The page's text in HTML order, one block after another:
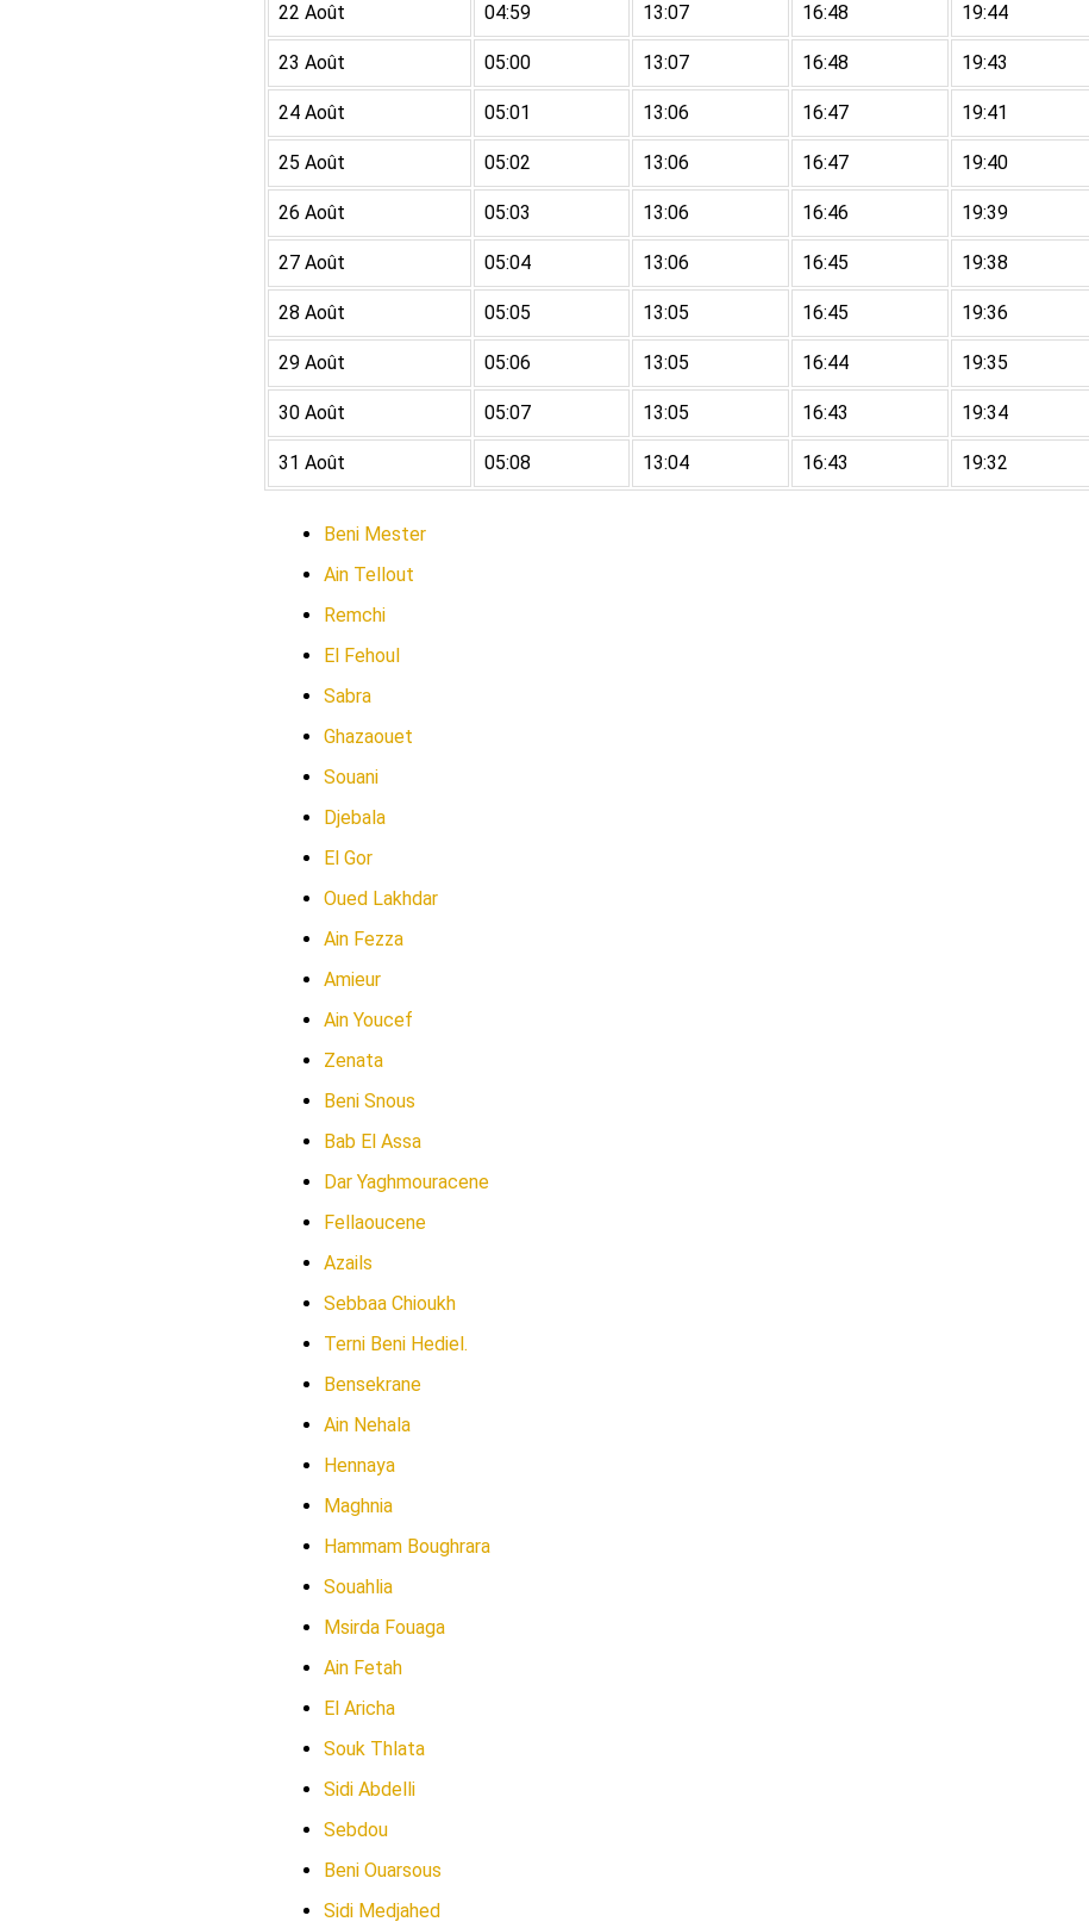
22 Août 04:59 13:07 16:48 19:44
23 Août 05:00 13:07 16:48 19:43
24 Août 05:01 13:06 16:47 19:41
25 Août 05:02 13:06 16:47 19:40
26 Août 05:03 13:06 16:46 19:39
27 Août 05:04 13:06 16:45 19:38
28 Août 05:05 13:05 16:45 19:36
29 Août 05:06 13:05 16:44 19:35
30 Août 05:07 13:05 16:43 19:34
31 Août 05:08 13:04 16:43 19:32
Beni Mester
Ain Tellout
Remchi
El Fehoul
Sabra
Ghazaouet
Souani
Djebala
El Gor
Oued Lakhdar
Ain Fezza
Amieur
Ain Youcef
Zenata
Beni Snous
Bab El Assa
Dar Yaghmouracene
Fellaoucene
Azails
Sebbaa Chioukh
Terni Beni Hediel.
Bensekrane
Ain Nehala
Hennaya
Maghnia
Hammam Boughrara
Souahlia
Msirda Fouaga
Ain Fetah
El Aricha
Souk Thlata
Sidi Abdelli
Sebdou
Beni Ouarsous
Sidi Medjahed